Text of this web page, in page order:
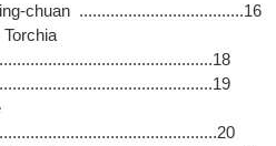
chuan .....................................16